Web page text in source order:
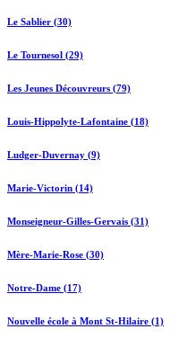
Le Sablier (30)
Le Tournesol (29)
Les Jeunes Découvreurs (79)
Louis-Hippolyte-Lafontaine (18)
Ludger-Duvernay (9)
Marie-Victorin (14)
Monseigneur-Gilles-Gervais (31)
Mère-Marie-Rose (30)
Notre-Dame (17)
Nouvelle école à Mont St-Hilaire (1)